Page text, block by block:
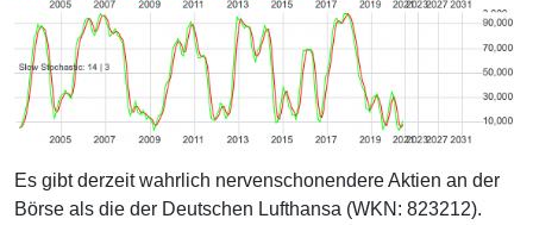
Es gibt derzeit wahrlich nervenschonendere Aktien an der
Börse als die der Deutschen Lufthansa (WKN: 823212).